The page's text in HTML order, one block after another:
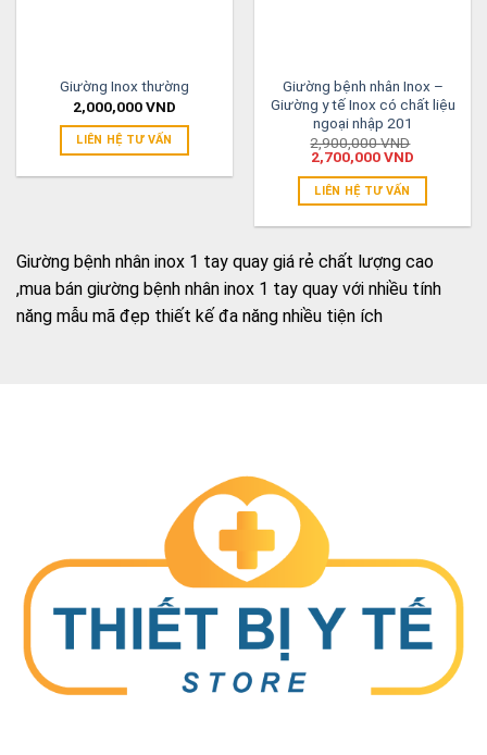
Giường Inox thường
2,000,000VND
LIÊN HỆ TƯ VẤN
Giường bệnh nhân Inox –
Giường y tế Inox có chất liệu
ngoại nhập 201
2,900,000VND
2,700,000VND
LIÊN HỆ TƯ VẤN
Giường bệnh nhân inox 1 tay quay giá rẻ chất lượng cao
,mua bán giường bệnh nhân inox 1 tay quay với nhiều tính
năng mẫu mã đẹp thiết kế đa năng nhiều tiện ích